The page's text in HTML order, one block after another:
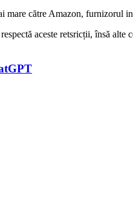
mare către Amazon, furnizorul
aceste retsricții, însă alte